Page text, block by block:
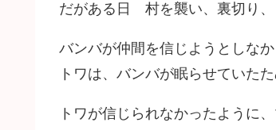
だがある日 村を襲い、裏切り、
バンバが仲間を信じようとしな
トワは、バンバが眠らせていた
トワが信じられなかったよう